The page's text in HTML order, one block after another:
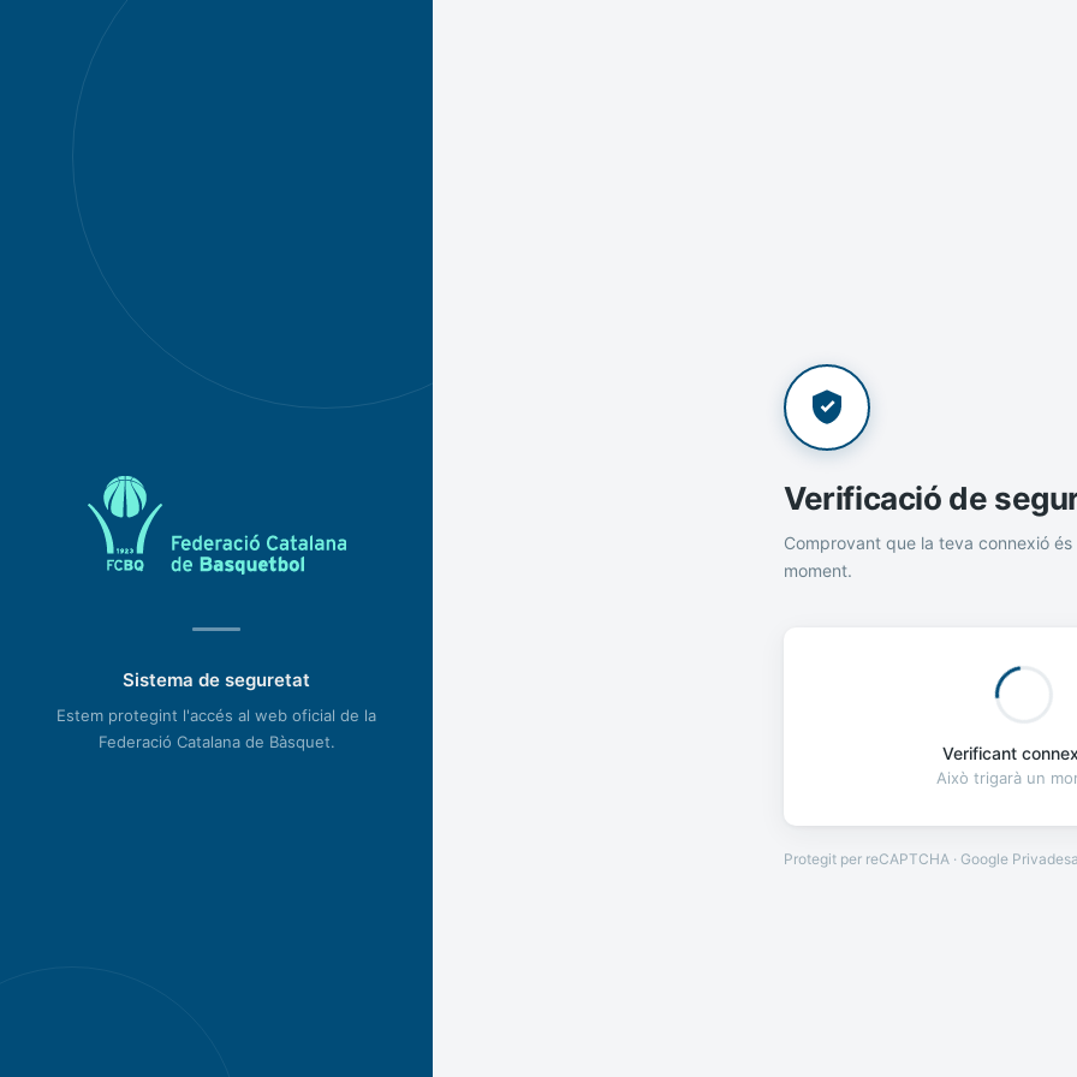
Sistema de seguretat
Estem protegint l'accés al web oficial de la
Federació Catalana de Bàsquet.
Verificació de
Comprovant que la teva connexió és
moment.
Verificant
Això trigarà un
Protegit per reCAPTCHA · Google Privadesa